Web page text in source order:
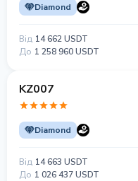
Diamond
Від 14 662 USDT
До 1 258 960 USDT
KZ007
Diamond
Від 14 663 USDT
До 1 026 437 USDT